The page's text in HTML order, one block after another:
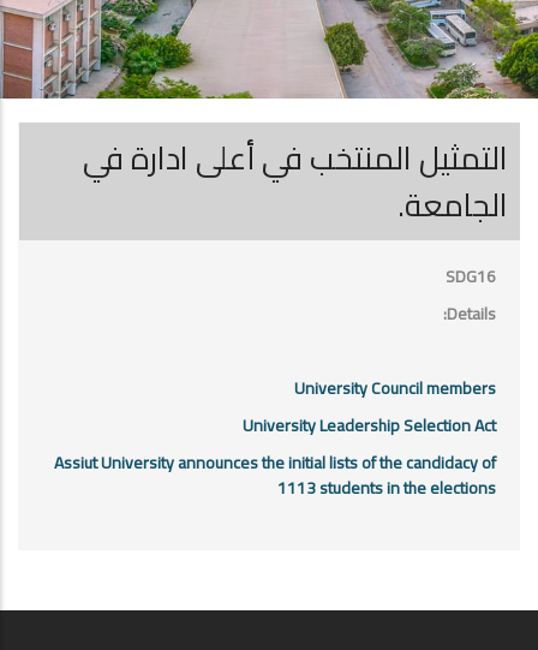
التمثيل المنتخب في أعلى ادارة في
الجامعة.
SDG16
Details:
University Council members
University Leadership Selection Act
Assiut University announces the initial lists of the candidacy of
1113 students in the elections